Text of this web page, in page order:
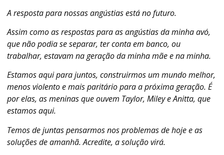
A resposta para nossas angústias está no futuro.
Assim como as respostas para as angústias da minha avó,
que não podia se separar, ter conta em banco, ou
trabalhar, estavam na geração da minha mãe e na minha.
Estamos aqui para juntos, construirmos um mundo melhor,
menos violento e mais paritário para a próxima geração. É
por elas, as meninas que ouvem Taylor, Miley e Anitta, que
estamos aqui.
Temos de juntas pensarmos nos problemas de hoje e as
soluções de amanhã. Acredite, a solução virá.